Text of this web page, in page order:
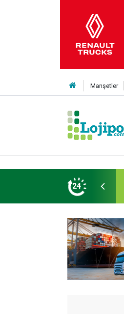
Manşetler
24
Nesil Kabin Projesi’nde